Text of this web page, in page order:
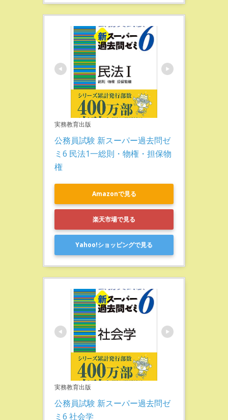
実務教育出版
公務員試験 新スーパー過去問ゼ
ミ6 民法1一総則・物権・担保物
権
Amazonで見る
楽天市場で見る
Yahoo!ショッピングで見る
実務教育出版
公務員試験 新スーパー過去問ゼ
ミ6 社会学